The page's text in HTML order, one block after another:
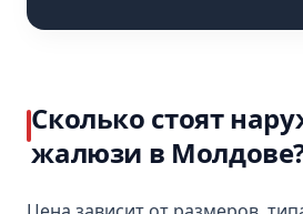
Сколько стоят
жалюзи в